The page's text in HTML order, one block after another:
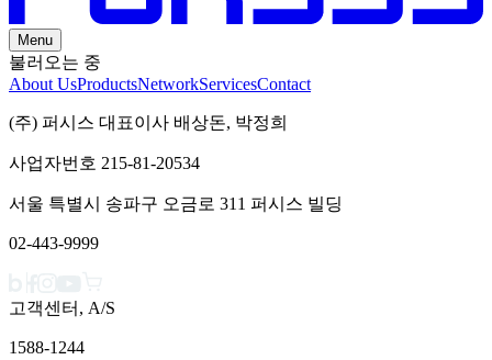
Menu
불러오는 중
About UsProductsNetworkServicesContact
(주) 퍼시스 대표이사 배상돈, 박정희
사업자번호 215-81-20534
서울 특별시 송파구 오금로 311 퍼시스 빌딩
02-443-9999
고객센터, A/S
1588-1244